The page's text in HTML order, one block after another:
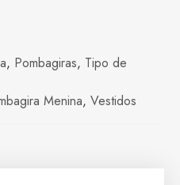
, Pombagiras, Tipo de
Menina, Vestidos